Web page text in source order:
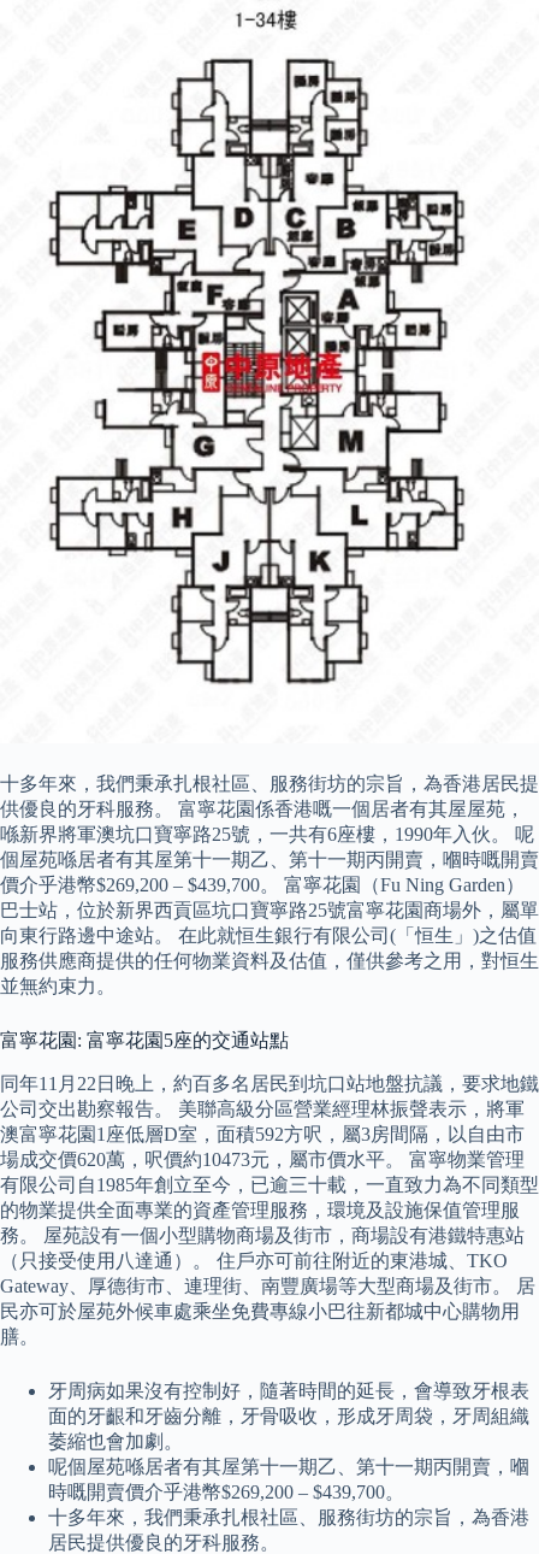
十多年來，我們秉承扎根社區、服務街坊的宗旨，為香港居民提
供優良的牙科服務。 富寧花園係香港嘅一個居者有其屋屋苑，
喺新界將軍澳坑口寶寧路25號，一共有6座樓，1990年入伙。 呢
個屋苑喺居者有其屋第十一期乙、第十一期丙開賣，嗰時嘅開賣
價介乎港幣$269,200 – $439,700。 富寧花園（Fu Ning Garden）
巴士站，位於新界西貢區坑口寶寧路25號富寧花園商場外，屬單
向東行路邊中途站。 在此就恒生銀行有限公司(「恒生」)之估值
服務供應商提供的任何物業資料及估值，僅供參考之用，對恒生
並無約束力。
富寧花園: 富寧花園5座的交通站點
同年11月22日晚上，約百多名居民到坑口站地盤抗議，要求地鐵
公司交出勘察報告。 美聯高級分區營業經理林振聲表示，將軍
澳富寧花園1座低層D室，面積592方呎，屬3房間隔，以自由市
場成交價620萬，呎價約10473元，屬市價水平。 富寧物業管理
有限公司自1985年創立至今，已逾三十載，一直致力為不同類型
的物業提供全面專業的資產管理服務，環境及設施保值管理服
務。 屋苑設有一個小型購物商場及街市，商場設有港鐵特惠站
（只接受使用八達通）。 住戶亦可前往附近的東港城、TKO
Gateway、厚德街市、連理街、南豐廣場等大型商場及街市。 居
民亦可於屋苑外候車處乘坐免費專線小巴往新都城中心購物用
膳。
牙周病如果沒有控制好，隨著時間的延長，會導致牙根表
面的牙齦和牙齒分離，牙骨吸收，形成牙周袋，牙周組織
萎縮也會加劇。
呢個屋苑喺居者有其屋第十一期乙、第十一期丙開賣，嗰
時嘅開賣價介乎港幣$269,200 – $439,700。
十多年來，我們秉承扎根社區、服務街坊的宗旨，為香港
居民提供優良的牙科服務。